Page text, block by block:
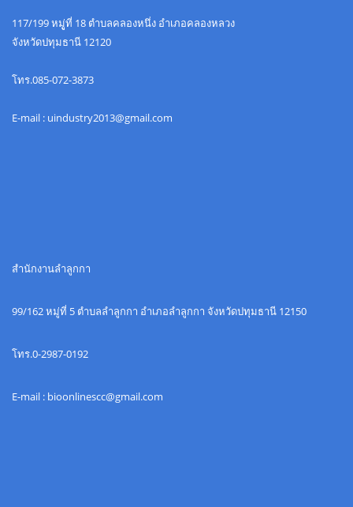
117/199 หมูู่ที่ 18 ตำบลคลองหนึ่ง อำเภอคลองหลวง
จังหวัดปทุมธานี 12120
โทร.085-072-3873
E-mail : uindustry2013@gmail.com
สำนักงานลำลูกกา
99/162 หมู่ที่ 5 ตำบลลำลูกกา อำเภอลำลูกกา จังหวัดปทุมธานี 12150
โทร.0-2987-0192
E-mail : bioonlinescc@gmail.com